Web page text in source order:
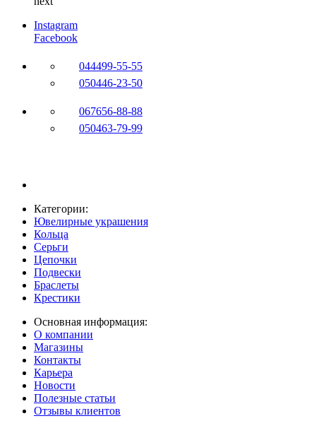
Instagram
Facebook
044499-55-55
050446-23-50
067656-88-88
050463-79-99
Категории:
Ювелирные украшения
Кольца
Серьги
Цепочки
Подвески
Браслеты
Крестики
Основная информация:
О компании
Магазины
Контакты
Карьера
Новости
Полезные статьи
Отзывы клиентов